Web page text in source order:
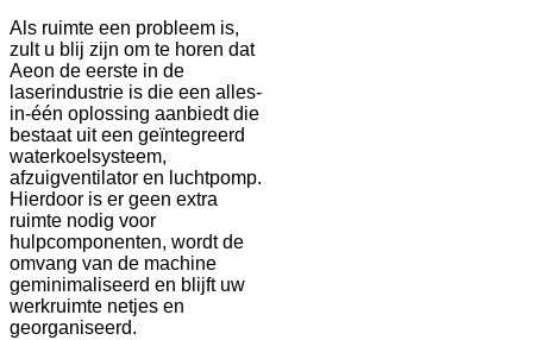
Als ruimte een probleem is,
zult u blij zijn om te horen dat
Aeon de eerste in de
laserindustrie is die een alles-
in-één oplossing aanbiedt die
bestaat uit een geïntegreerd
waterkoelsysteem,
afzuigventilator en luchtpomp.
Hierdoor is er geen extra
ruimte nodig voor
hulpcomponenten, wordt de
omvang van de machine
geminimaliseerd en blijft uw
werkruimte netjes en
georganiseerd.